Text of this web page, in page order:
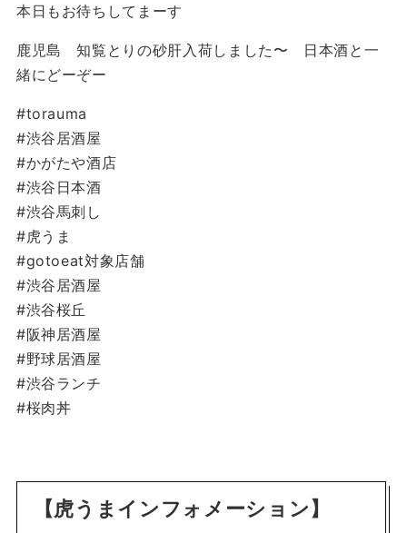
本日もお待ちしてまーす
鹿児島 知覧とりの砂肝入荷しました〜 日本酒と一
緒にどーぞー
#torauma
#渋谷居酒屋
#かがたや酒店
#渋谷日本酒
#渋谷馬刺し
#虎うま
#gotoeat対象店舗
#渋谷居酒屋
#渋谷桜丘
#阪神居酒屋
#野球居酒屋
#渋谷ランチ
#桜肉丼
【虎うまインフォメーション】